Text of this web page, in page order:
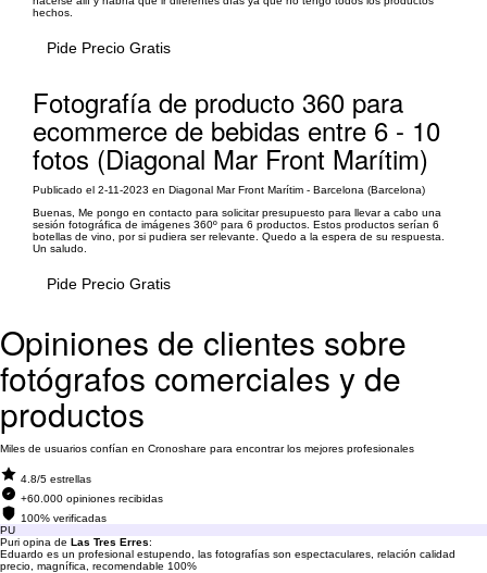
hechos.
Pide Precio Gratis
Fotografía de producto 360 para
ecommerce de bebidas entre 6 - 10
fotos (Diagonal Mar Front Marítim)
Publicado el 2-11-2023 en Diagonal Mar Front Marítim - Barcelona (Barcelona)
Buenas, Me pongo en contacto para solicitar presupuesto para llevar a cabo una
sesión fotográfica de imágenes 360º para 6 productos. Estos productos serían 6
botellas de vino, por si pudiera ser relevante. Quedo a la espera de su respuesta.
Un saludo.
Pide Precio Gratis
Opiniones de clientes sobre
fotógrafos comerciales y de
productos
Miles de usuarios confían en Cronoshare para encontrar los mejores profesionales
4.8/5 estrellas
+60.000 opiniones recibidas
100% verificadas
PU
Puri opina de Las Tres Erres:
Eduardo es un profesional estupendo, las fotografías son espectaculares, relación calidad
precio, magnífica, recomendable 100%